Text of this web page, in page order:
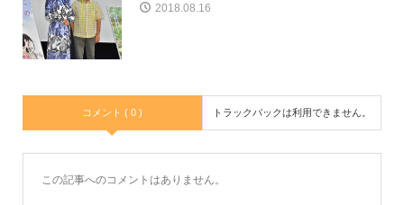
2018.08.16
コメント ( 0 ) トラックバックは利用できません。
この記事へのコメントはありません。